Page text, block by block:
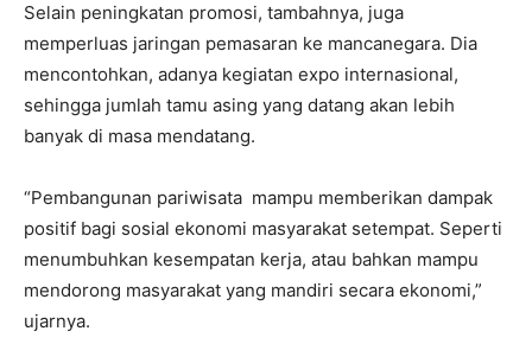
Selain peningkatan promosi, tambahnya, juga
memperluas jaringan pemasaran ke mancanegara. Dia
mencontohkan, adanya kegiatan expo internasional,
sehingga jumlah tamu asing yang datang akan lebih
banyak di masa mendatang.
“Pembangunan pariwisata mampu memberikan dampak
positif bagi sosial ekonomi masyarakat setempat. Seperti
menumbuhkan kesempatan kerja, atau bahkan mampu
mendorong masyarakat yang mandiri secara ekonomi,”
ujarnya.